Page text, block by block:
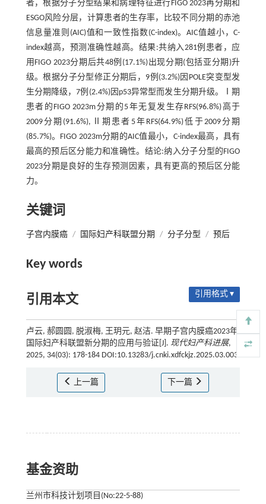
者，根据分子分型结果和病理特征进行FIGO 2023再分期和
ESGO风险分层，计算患者的生存率，比较不同分期的赤池
信息量准则(AIC)值和一致性指数(C-index)。AIC值越小，C-
index越高，预测准确性越高。结果:共纳入281例患者，应
用FIGO 2023分期后共48例(17.1%)出现分期(包括亚分期)升
级。根据分子分型修正分期后，9例(3.2%)因POLE突变型发
生分期降级，7例(2.4%)因p53异常型而发生分期升级。Ⅰ期
患者的FIGO 2023m分期的5年无复发生存RFS(96.8%)高于
2009分期(91.6%),Ⅱ期患者5年RFS(64.9%)低于2009分期
(85.7%)。FIGO 2023m分期的AIC值最小，C-index最高，具有
最高的预后区分能力和准确性。结论:纳入分子分型的FIGO
2023分期是良好的生存预测因素，具有更高的预后区分能
力。
关键词
子宫内膜癌 / 国际妇产科联盟分期 / 分子分型 / 预后
Key words
引用本文 引用格式 ▾
卢云, 郝圆圆, 脱淑梅, 王玥元, 赵洁. 早期子宫内膜癌2023年
国际妇产科联盟新分期的应用与验证[J]. 现代妇产科进展,
2025, 34(03): 178-184 DOI:10.13283/j.cnki.xdfckjz.2025.03.003
上一篇 下一篇
基金资助
兰州市科技计划项目(No:22-5-88)